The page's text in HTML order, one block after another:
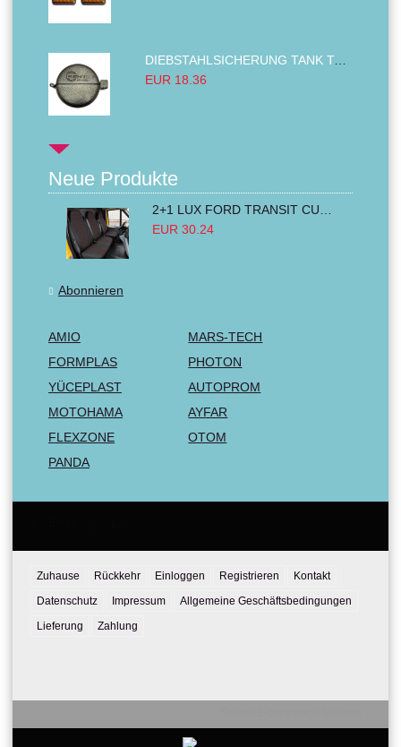
DIEBSTAHLSICHERUNG TANK TANKDECKEL DIESELTANK KRAFTSTOFFTANKDECKEL VERRIEGELUNG PASSEND FÜR LKW PKW TRAKTOREN BAGGER 80MM
EUR 18.36
Neue Produkte
EUR 30.24
Abonnieren
AMIO
MARS-TECH
FORMPLAS
PHOTON
YÜCEPLAST
AUTOPROM
MOTOHAMA
AYFAR
FLEXZONE
OTOM
PANDA
Zuhause Rückkehr Einloggen Registrieren
Kontakt
Datenschutz
Impressum
Allgemeine Geschäftsbedingungen
Lieferung
Zahlung